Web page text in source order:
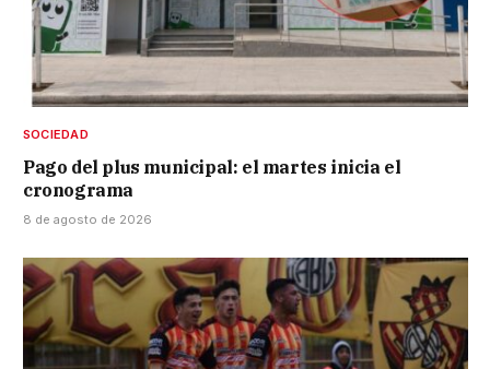
SOCIEDAD
Pago del plus municipal: el martes inicia el
cronograma
8 de agosto de 2026